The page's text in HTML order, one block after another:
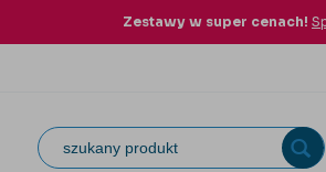
Zestawy w super cenach!